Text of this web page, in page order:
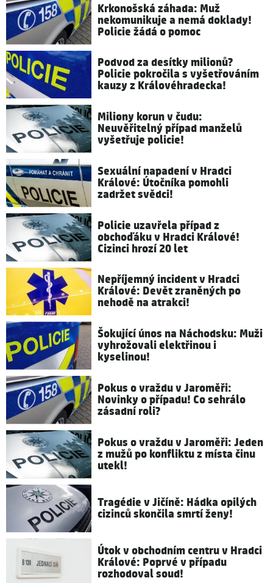
Krkonošská záhada: Muž
nekomunikuje a nemá doklady!
Policie žádá o pomoc
Podvod za desítky milionů?
Policie pokročila s vyšetřováním
kauzy z Královéhradecka!
Miliony korun v čudu:
Neuvěřitelný případ manželů
vyšetřuje policie!
Sexuální napadení v Hradci
Králové: Útočníka pomohli
zadržet svědci!
Policie uzavřela případ z
obchoďáku v Hradci Králové!
Cizinci hrozí 20 let
Nepříjemný incident v Hradci
Králové: Devět zraněných po
nehodě na atrakci!
Šokující únos na Náchodsku: Muži
vyhrožovali elektřinou i
kyselinou!
Pokus o vraždu v Jaroměři:
Novinky o případu! Co sehrálo
zásadní roli?
Pokus o vraždu v Jaroměři: Jeden
z mužů po konfliktu z místa činu
utekl!
Tragédie v Jičíně: Hádka opilých
cizinců skončila smrtí ženy!
Útok v obchodním centru v Hradci
Králové: Poprvé v případu
rozhodoval soud!